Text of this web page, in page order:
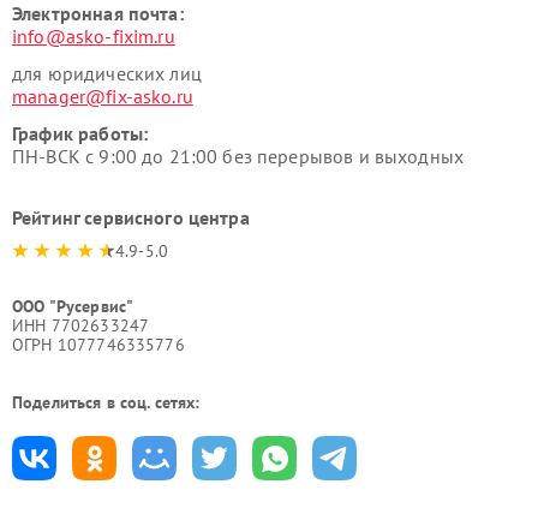
Электронная почта:
info@asko-fixim.ru
для юридических лиц
manager@fix-asko.ru
График работы:
ПН-ВСК с 9:00 до 21:00 без перерывов и выходных
Рейтинг сервисного центра
4.9-5.0
ООО "Русервис"
ИНН 7702633247
ОГРН 1077746335776
Поделиться в соц. сетях: